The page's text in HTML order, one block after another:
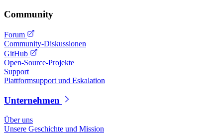
Community
Forum
Community-Diskussionen
GitHub
Open-Source-Projekte
Support
Plattformsupport und Eskalation
Unternehmen
Über uns
Unsere Geschichte und Mission